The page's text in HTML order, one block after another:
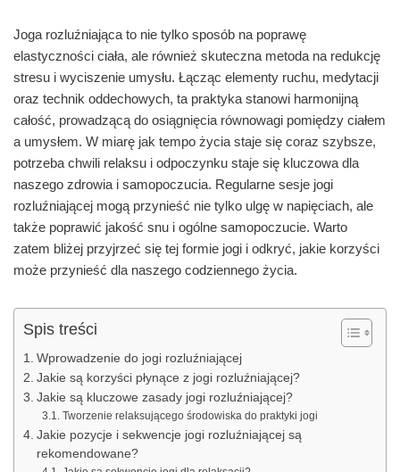
Joga rozluźniająca to nie tylko sposób na poprawę
elastyczności ciała, ale również skuteczna metoda na redukcję
stresu i wyciszenie umysłu. Łącząc elementy ruchu, medytacji
oraz technik oddechowych, ta praktyka stanowi harmonijną
całość, prowadzącą do osiągnięcia równowagi pomiędzy ciałem
a umysłem. W miarę jak tempo życia staje się coraz szybsze,
potrzeba chwili relaksu i odpoczynku staje się kluczowa dla
naszego zdrowia i samopoczucia. Regularne sesje jogi
rozluźniającej mogą przynieść nie tylko ulgę w napięciach, ale
także poprawić jakość snu i ogólne samopoczucie. Warto
zatem bliżej przyjrzeć się tej formie jogi i odkryć, jakie korzyści
może przynieść dla naszego codziennego życia.
Spis treści
Wprowadzenie do jogi rozluźniającej
Jakie są korzyści płynące z jogi rozluźniającej?
Jakie są kluczowe zasady jogi rozluźniającej?
Tworzenie relaksującego środowiska do praktyki jogi
Jakie pozycje i sekwencje jogi rozluźniającej są
rekomendowane?